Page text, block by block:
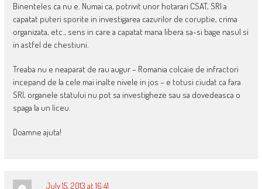
Binenteles ca nu e. Numai ca, potrivit unor hotarari CSAT, SRI a
capatat puteri sporite in investigarea cazurilor de coruptie, crima
organizata, etc., sens in care a capatat mana libera sa-si bage nasul si
in astfel de chestiuni.
Treaba nu e neaparat de rau augur – Romania colcaie de infractori
incepand de la cele mai inalte nivele in jos – e totusi ciudat ca fara
SRI, organele statului nu pot sa investigheze sau sa dovedeasca o
spaga la un liceu.
Doamne ajuta!
July 15, 2013 at 16:41